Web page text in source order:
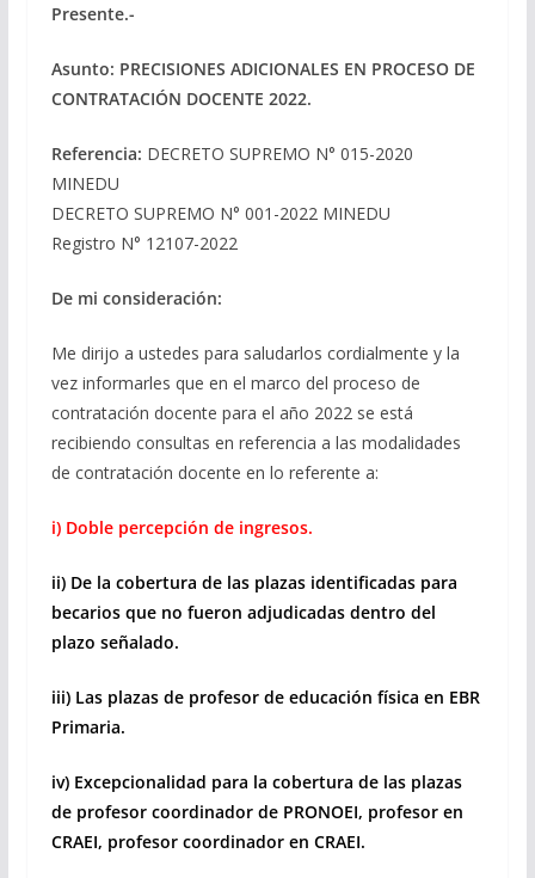
Presente.-
Asunto: PRECISIONES ADICIONALES EN PROCESO DE
CONTRATACIÓN DOCENTE 2022.
Referencia: DECRETO SUPREMO N° 015-2020
MINEDU
DECRETO SUPREMO N° 001-2022 MINEDU
Registro N° 12107-2022
De mi consideración:
Me dirijo a ustedes para saludarlos cordialmente y la
vez informarles que en el marco del proceso de
contratación docente para el año 2022 se está
recibiendo consultas en referencia a las modalidades
de contratación docente en lo referente a:
i) Doble percepción de ingresos.
ii) De la cobertura de las plazas identificadas para
becarios que no fueron adjudicadas dentro del
plazo señalado.
iii) Las plazas de profesor de educación física en EBR
Primaria.
iv) Excepcionalidad para la cobertura de las plazas
de profesor coordinador de PRONOEI, profesor en
CRAEI, profesor coordinador en CRAEI.